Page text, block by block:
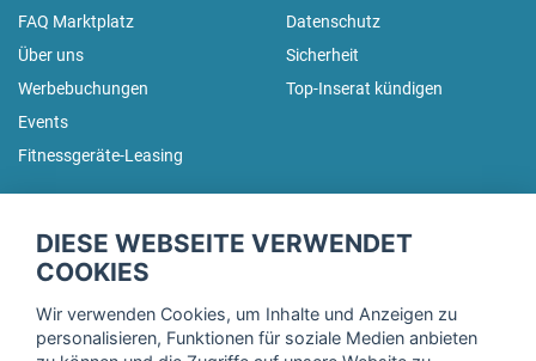
FAQ Marktplatz
Über uns
Werbebuchungen
Events
Fitnessgeräte-Leasing
Datenschutz
Sicherheit
Top-Inserat kündigen
Trage dich hier für unseren Newsletter ein und erhalte regelmäßig
DIESE WEBSEITE VERWENDET
COOKIES
Wir verwenden Cookies, um Inhalte und Anzeigen zu
personalisieren, Funktionen für soziale Medien anbieten